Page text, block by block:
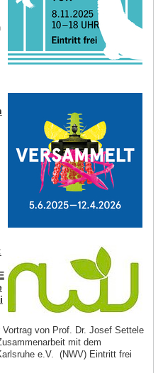
von Prof. Dr. Josef Settele
mit dem
e.V. (NWV) Eintritt frei